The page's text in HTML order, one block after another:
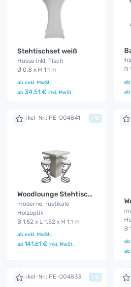
Stehtischset weiß
Husse inkl. Tisch
Ø 0,8 x H 1,1 m
ab exkl. MwSt.
ab 34,51 € inkl. MwSt.
B
ab
ab
Artikel-Nr.: PE-004841
Woodlounge Stehtischset Z-weiß 4P.
moderne, rustikale
Holzoptik
B 1,52 x L 1,52 x H 1,1 m
ab exkl. MwSt.
ab 141,61 € inkl. MwSt.
+
B
ab
ab
Artikel-Nr.: PE-004833 +